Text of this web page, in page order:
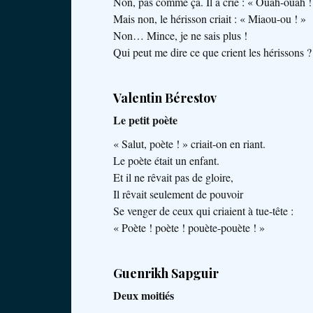
Mais non, le hérisson criait : « Miaou-ou ! »
Non… Mince, je ne sais plus !
Qui peut me dire ce que crient les hérissons ?
Valentin Bérestov
Le petit poète
« Salut, poète ! » criait-on en riant.
Le poète était un enfant.
Et il ne rêvait pas de gloire,
Il rêvait seulement de pouvoir
Se venger de ceux qui criaient à tue-tête :
« Poète ! poète ! pouète-pouète ! »
Guenrikh Sapguir
Deux moitiés